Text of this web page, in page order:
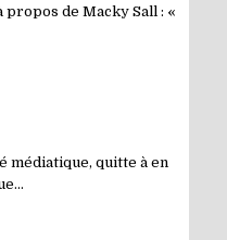
de Macky Sall : «
médiatique, quitte à en